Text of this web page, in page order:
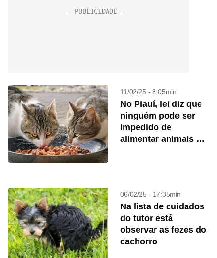
11/02/25 - 8:05min
No Piauí, lei diz que
ninguém pode ser
impedido de
alimentar animais de
06/02/25 - 17:35min
Na lista de cuidados
do tutor está
observar as fezes do
cachorro